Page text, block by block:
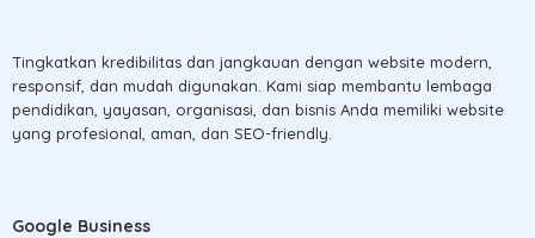
Tingkatkan kredibilitas dan jangkauan dengan website modern,
responsif, dan mudah digunakan. Kami siap membantu lembaga
pendidikan, yayasan, organisasi, dan bisnis Anda memiliki website
yang profesional, aman, dan SEO-friendly.
Google Business